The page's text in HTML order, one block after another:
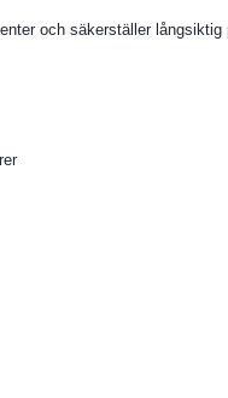
och säkerställer